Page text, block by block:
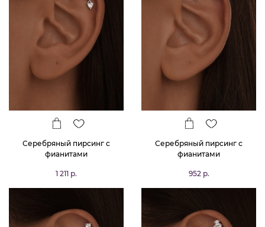
Серебряный пирсинг с
фианитами
1 211 р.
Серебряный пирсинг с
фианитами
952 р.